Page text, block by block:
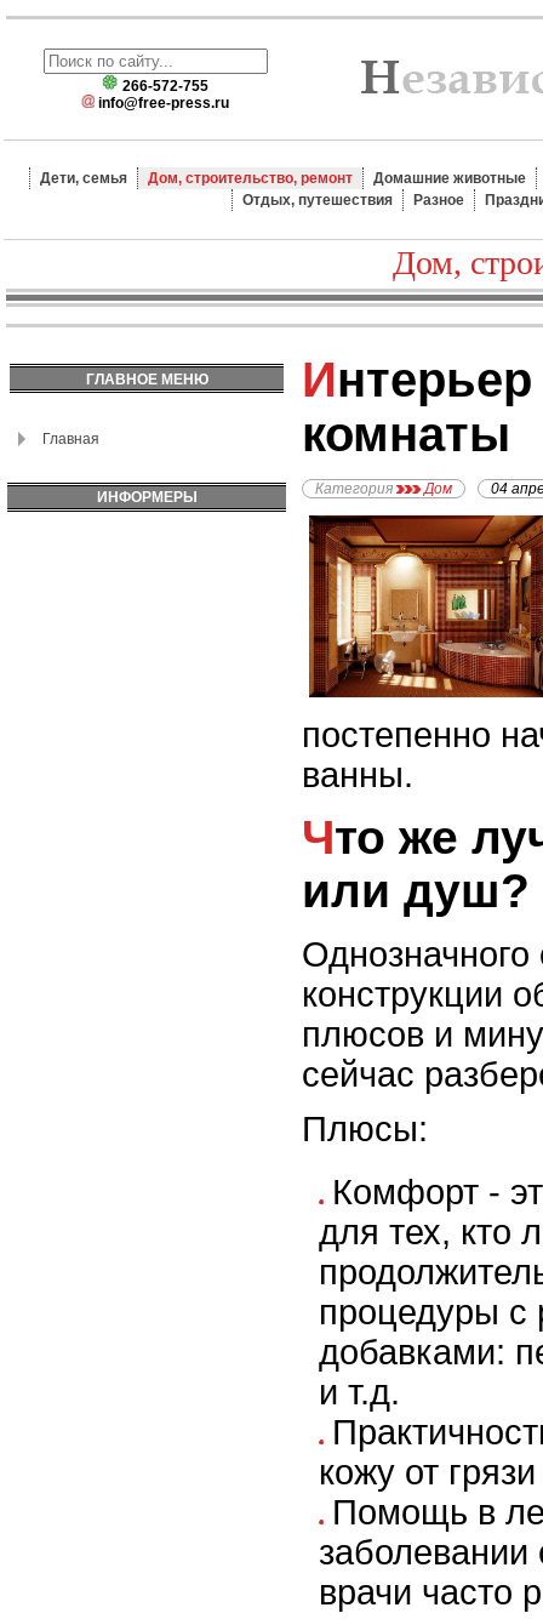
266-572-755
info@free-press.ru
Дети, семья Дом, строительство, ремонт
Домашние животные
Отдых, путешествия
Разное
Дом,
ГЛАВНОЕ МЕНЮ
Главная
ИНФОРМЕРЫ
Интерьер ванной
комнаты
Категория Дом 04
постепенно
ванны.
Что же лучше: ванна
или душ?
Однозначного
конструкции
плюсов и
сейчас
Плюсы:
Комфорт -
для тех, кто
процедуры с
добавками:
и т.д.
кожу от
Помощь в
заболевании
врачи часто